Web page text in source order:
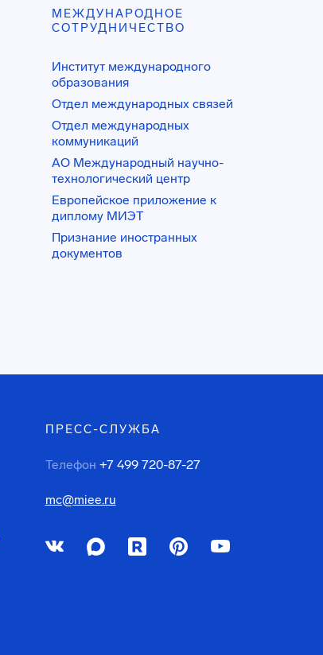
МЕЖДУНАРОДНОЕ
СОТРУДНИЧЕСТВО
Институт международного
образования
Отдел международных связей
Отдел международных
коммуникаций
АО Международный научно-
технологический центр
Европейское приложение к
диплому МИЭТ
Признание иностранных
документов
ПРЕСС-СЛУЖБА
Телефон +7 499 720-87-27
mc@miee.ru